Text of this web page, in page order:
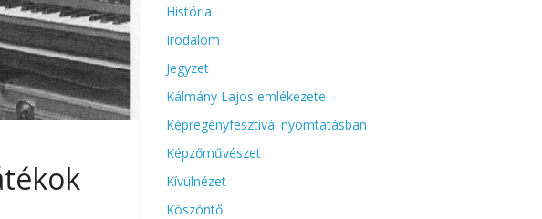
História
Irodalom
Jegyzet
Kálmány Lajos emlékezete
Képregényfesztivál nyomtatásban
Képzőművészet
Kívülnézet
Köszöntő